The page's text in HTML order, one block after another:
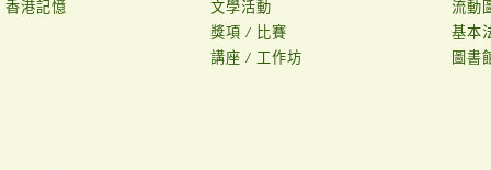
香港記憶
文學活動
獎項 / 比賽
講座 / 工作坊
流動
基本
圖書